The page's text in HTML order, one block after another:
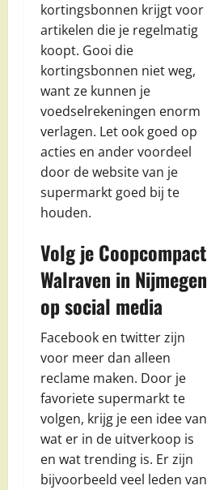
kortingsbonnen krijgt voor
artikelen die je regelmatig
koopt. Gooi die
kortingsbonnen niet weg,
want ze kunnen je
voedselrekeningen enorm
verlagen. Let ook goed op
acties en ander voordeel
door de website van je
supermarkt goed bij te
houden.
Volg je Coopcompact
Walraven in Nijmegen
op social media
Facebook en twitter zijn
voor meer dan alleen
reclame maken. Door je
favoriete supermarkt te
volgen, krijg je een idee van
wat er in de uitverkoop is
en wat trending is. Er zijn
bijvoorbeeld veel leden van